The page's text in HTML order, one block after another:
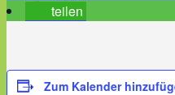
teilen
Zum Kalender